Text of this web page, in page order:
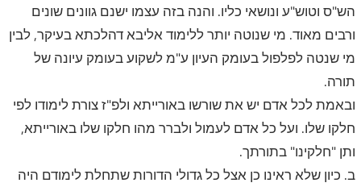
הש"ס וטוש"ע ונושאי כליו. והנה בזה עצמו ישנם גוונים שונים
ורבים מאוד. מי שנוטה יותר ללימוד אליבא דהלכתא בעיקר, לבין
מי שנטה לפלפול בעומק העיון ע"מ לשקוע בעומק עיונה של
תורה.
ובאמת לכל אדם יש את שורשו באורייתא ולפ"ז צורת לימודו לפי
חלקו שלו. ועל כל אדם לעמול ולברר מהו חלקו שלו באורייתא,
ותן "חלקינו" בתורתך.
ב. כיון שלא ראינו כן אצל כל גדולי הדורות שתחלת לימודם היה